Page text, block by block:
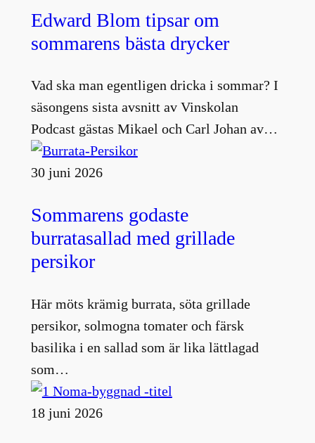
Edward Blom tipsar om
sommarens bästa drycker
Vad ska man egentligen dricka i sommar? I
säsongens sista avsnitt av Vinskolan
Podcast gästas Mikael och Carl Johan av…
30 juni 2026
Sommarens godaste
burratasallad med grillade
persikor
Här möts krämig burrata, söta grillade
persikor, solmogna tomater och färsk
basilika i en sallad som är lika lättlagad
som…
18 juni 2026